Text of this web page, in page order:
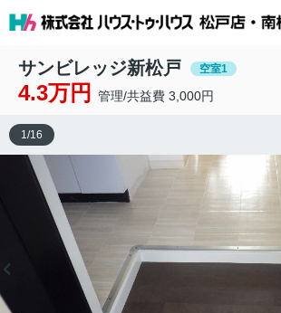
サンビレッジ新松戸 空室1
4.3万円 管理/共益費 3,000円
1/16